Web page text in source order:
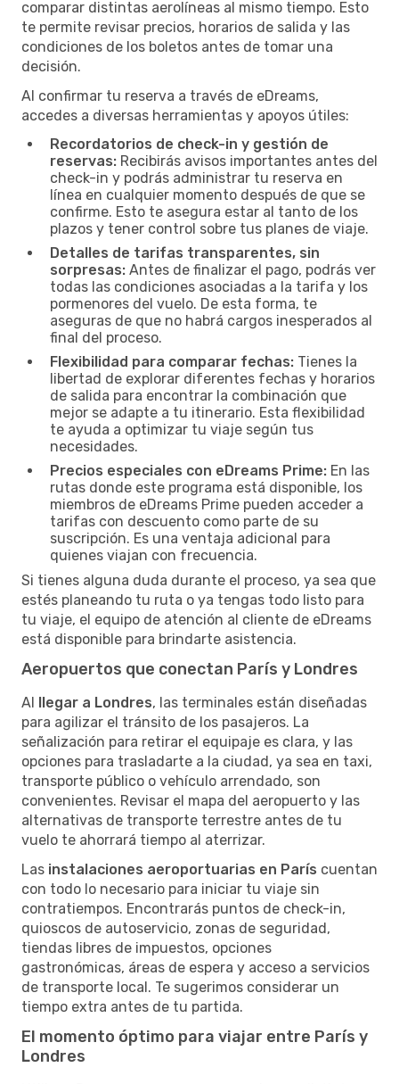
comparar distintas aerolíneas al mismo tiempo. Esto
te permite revisar precios, horarios de salida y las
condiciones de los boletos antes de tomar una
decisión.
Al confirmar tu reserva a través de eDreams,
accedes a diversas herramientas y apoyos útiles:
Recordatorios de check-in y gestión de
reservas: Recibirás avisos importantes antes del
check-in y podrás administrar tu reserva en
línea en cualquier momento después de que se
confirme. Esto te asegura estar al tanto de los
plazos y tener control sobre tus planes de viaje.
Detalles de tarifas transparentes, sin
sorpresas: Antes de finalizar el pago, podrás ver
todas las condiciones asociadas a la tarifa y los
pormenores del vuelo. De esta forma, te
aseguras de que no habrá cargos inesperados al
final del proceso.
Flexibilidad para comparar fechas: Tienes la
libertad de explorar diferentes fechas y horarios
de salida para encontrar la combinación que
mejor se adapte a tu itinerario. Esta flexibilidad
te ayuda a optimizar tu viaje según tus
necesidades.
Precios especiales con eDreams Prime: En las
rutas donde este programa está disponible, los
miembros de eDreams Prime pueden acceder a
tarifas con descuento como parte de su
suscripción. Es una ventaja adicional para
quienes viajan con frecuencia.
Si tienes alguna duda durante el proceso, ya sea que
estés planeando tu ruta o ya tengas todo listo para
tu viaje, el equipo de atención al cliente de eDreams
está disponible para brindarte asistencia.
Aeropuertos que conectan París y Londres
Al llegar a Londres, las terminales están diseñadas
para agilizar el tránsito de los pasajeros. La
señalización para retirar el equipaje es clara, y las
opciones para trasladarte a la ciudad, ya sea en taxi,
transporte público o vehículo arrendado, son
convenientes. Revisar el mapa del aeropuerto y las
alternativas de transporte terrestre antes de tu
vuelo te ahorrará tiempo al aterrizar.
Las instalaciones aeroportuarias en París cuentan
con todo lo necesario para iniciar tu viaje sin
contratiempos. Encontrarás puntos de check-in,
quioscos de autoservicio, zonas de seguridad,
tiendas libres de impuestos, opciones
gastronómicas, áreas de espera y acceso a servicios
de transporte local. Te sugerimos considerar un
tiempo extra antes de tu partida.
El momento óptimo para viajar entre París y
Londres